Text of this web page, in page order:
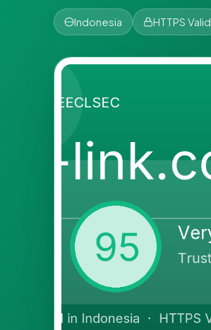
Indonesia HTTPS Valid